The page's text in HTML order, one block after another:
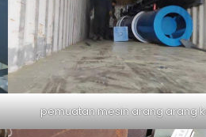
pemuatan mesin arang arang